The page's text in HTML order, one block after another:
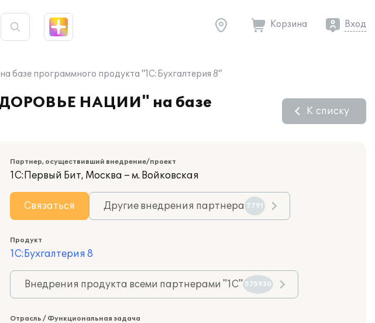
Корзина Вход
программного продукта "1С:Бухгалтерия 8"
НАЦИИ" на базе
К списку
Партнер, осуществивший внедрение/проект
1С:Первый Бит, Москва – м. Войковская
Связаться Другие внедрения партнера 7791
Продукт
1С:Бухгалтерия 8
Внедрения продукта всеми партнерами "1С" 575930
Отрасль / Функциональная задача